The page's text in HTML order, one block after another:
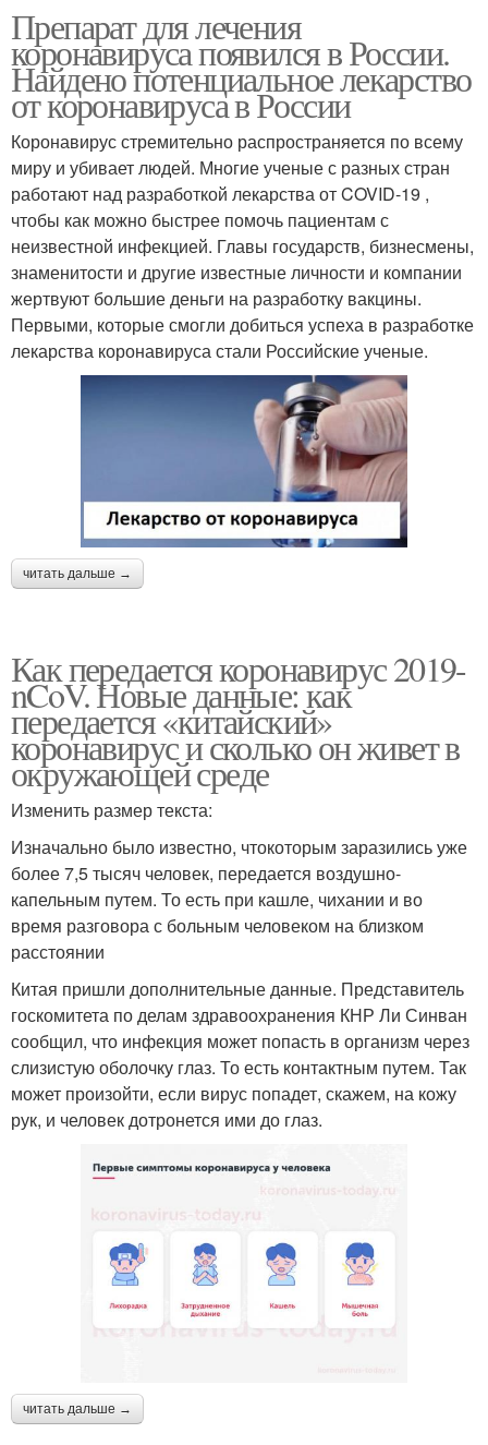
Препарат для лечения
коронавируса появился в России.
Найдено потенциальное лекарство
от коронавируса в России
Коронавирус стремительно распространяется по всему
миру и убивает людей. Многие ученые с разных стран
работают над разработкой лекарства от COVID-19 ,
чтобы как можно быстрее помочь пациентам с
неизвестной инфекцией. Главы государств, бизнесмены,
знаменитости и другие известные личности и компании
жертвуют большие деньги на разработку вакцины.
Первыми, которые смогли добиться успеха в разработке
лекарства коронавируса стали Российские ученые.
читать дальше →
Как передается коронавирус 2019-
nCoV. Новые данные: как
передается «китайский»
коронавирус и сколько он живет в
окружающей среде
Изменить размер текста:
Изначально было известно, чтокоторым заразились уже
более 7,5 тысяч человек, передается воздушно-
капельным путем. То есть при кашле, чихании и во
время разговора с больным человеком на близком
расстоянии
Китая пришли дополнительные данные. Представитель
госкомитета по делам здравоохранения КНР Ли Синван
сообщил, что инфекция может попасть в организм через
слизистую оболочку глаз. То есть контактным путем. Так
может произойти, если вирус попадет, скажем, на кожу
рук, и человек дотронется ими до глаз.
читать дальше →